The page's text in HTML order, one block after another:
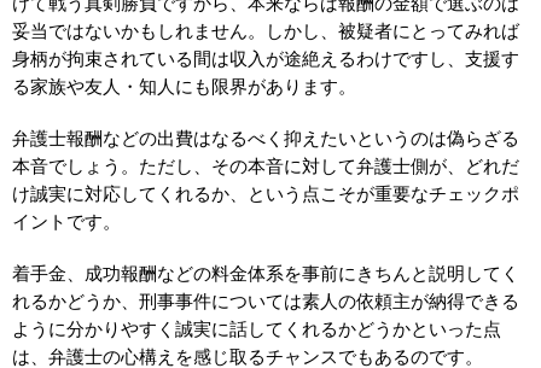
妥当ではないかもしれません。しかし、被疑者にとってみれば
身柄が拘束されている間は収入が途絶えるわけですし、支援す
る家族や友人・知人にも限界があります。
弁護士報酬などの出費はなるべく抑えたいというのは偽らざる
本音でしょう。ただし、その本音に対して弁護士側が、どれだ
け誠実に対応してくれるか、という点こそが重要なチェックポ
イントです。
着手金、成功報酬などの料金体系を事前にきちんと説明してく
れるかどうか、刑事事件については素人の依頼主が納得できる
ように分かりやすく誠実に話してくれるかどうかといった点
は、弁護士の心構えを感じ取るチャンスでもあるのです。